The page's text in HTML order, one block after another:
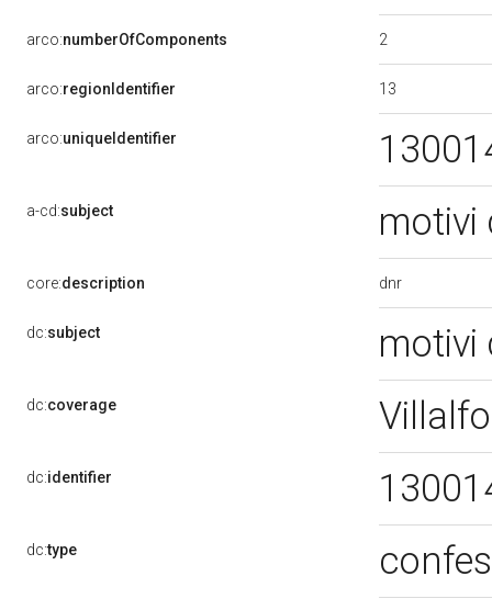
arco:numberOfComponents 2
arco:regionIdentifier 13
arco:uniqueIdentifier
a-cd:subject motivi
core:description dnr
dc:subject motivi
dc:coverage
dc:identifier
dc:type